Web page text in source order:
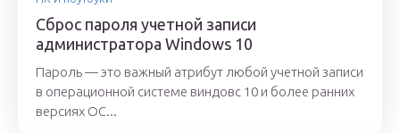
Сброс пароля учетной записи
администратора Windows 10
Пароль — это важный атрибут любой учетной записи
в операционной системе виндовс 10 и более ранних
версиях ОС...